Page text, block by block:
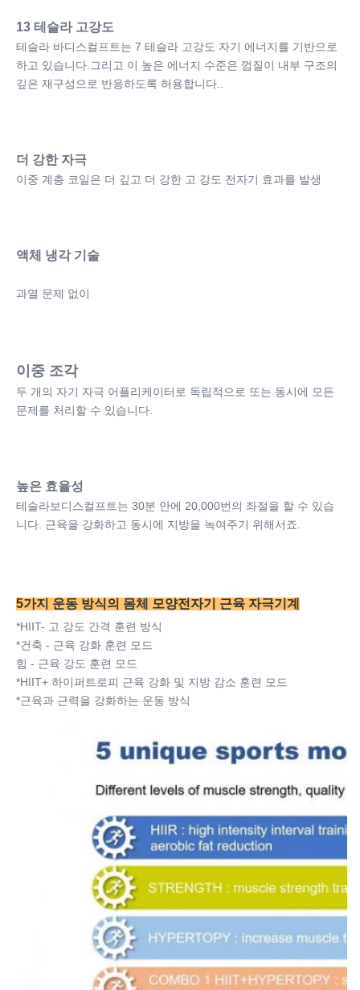
13 테슬라 고강도
테슬라 바디스컬프트는 7 테슬라 고강도 자기 에너지를 기반으로
하고 있습니다.그리고 이 높은 에너지 수준은 껍질이 내부 구조의
깊은 재구성으로 반응하도록 허용합니다..
더 강한 자극
이중 계층 코일은 더 깊고 더 강한 고 강도 전자기 효과를 발생
액체 냉각 기술
과열 문제 없이
이중 조각
두 개의 자기 자극 어플리케이터로 독립적으로 또는 동시에 모든
문제를 처리할 수 있습니다.
높은 효율성
테슬라보디스컬프트는 30분 안에 20,000번의 좌절을 할 수 있습
니다. 근육을 강화하고 동시에 지방을 녹여주기 위해서죠.
5가지 운동 방식의 몸체 모양전자기 근육 자극기계
*HIIT- 고 강도 간격 훈련 방식
*건축 - 근육 강화 훈련 모드
힘 - 근육 강도 훈련 모드
*HIIT+ 하이퍼트로피 근육 강화 및 지방 감소 훈련 모드
*근육과 근력을 강화하는 운동 방식